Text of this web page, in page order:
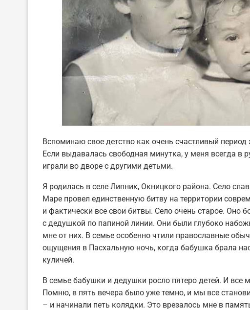
Вспоминаю свое детство как очень счастливый
Если выдавалась свободная минутка, у меня всегда в
играли во дворе с другими детьми.
Я родилась в селе Липник, Окницкого района. Село
Маре провел единственную битву на территории
и фактически все свои битвы. Село очень старое.
с дедушкой по папиной линии. Они были глубоко
мне от них. В семье особенно чтили православные
ощущения в Пасхальную ночь, когда бабушка брала
куличей.
В семье бабушки и дедушки росло пятеро детей. И все
Помню, в пять вечера было уже темно, и мы все
– и начинали петь колядки. Это врезалось мне в